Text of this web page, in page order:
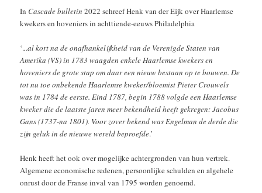
In Cascade bulletin 2022 schreef Henk van der Eijk over Haarlemse
kwekers en hoveniers in achttiende-eeuws Philadelphia
‘...al kort na de onafhankelijkheid van de Verenigde Staten van
Amerika (VS) in 1783 waagden enkele Haarlemse kwekers en
hoveniers de grote stap om daar een nieuw bestaan op te bouwen. De
tot nu toe onbekende Haarlemse kweker/bloemist Pieter Crouwels
was in 1784 de eerste. Eind 1787, begin 1788 volgde een Haarlemse
kweker die de laatste jaren meer bekendheid heeft gekregen: Jacobus
Gans (1737-na 1801). Voor zover bekend was Engelman de derde die
zijn geluk in de nieuwe wereld beproefde.’
Henk heeft het ook over mogelijke achtergronden van hun vertrek.
Algemene economische redenen, persoonlijke schulden en algehele
onrust door de Franse inval van 1795 worden genoemd.